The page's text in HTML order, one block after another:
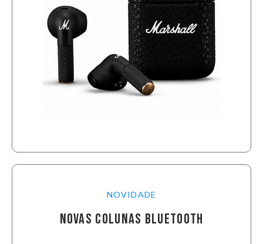
NOVIDADE
NOVAS COLUNAS BLUETOOTH